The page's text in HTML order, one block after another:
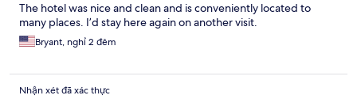
The hotel was nice and clean and is conveniently located to
many places. I’d stay here again on another visit.
Bryant, nghỉ 2 đêm
Nhận xét đã xác thực